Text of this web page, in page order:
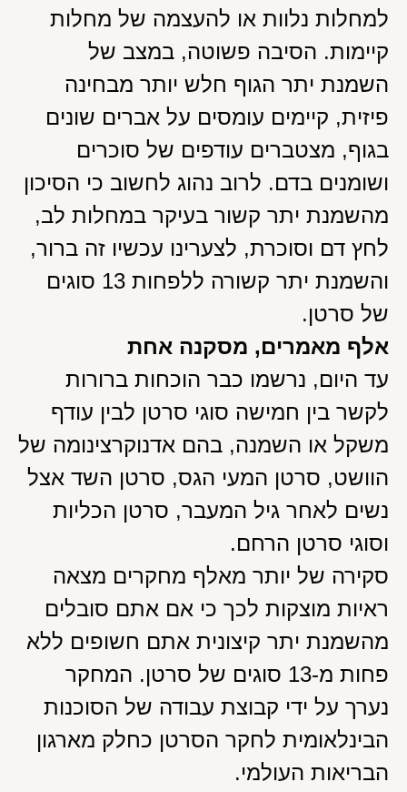
למחלות נלוות או להעצמה של מחלות
קיימות. הסיבה פשוטה, במצב של
השמנת יתר הגוף חלש יותר מבחינה
פיזית, קיימים עומסים על אברים שונים
בגוף, מצטברים עודפים של סוכרים
ושומנים בדם. לרוב נהוג לחשוב כי הסיכון
מהשמנת יתר קשור בעיקר במחלות לב,
לחץ דם וסוכרת, לצערינו עכשיו זה ברור,
והשמנת יתר קשורה ללפחות 13 סוגים
של סרטן.
אלף מאמרים, מסקנה אחת
עד היום, נרשמו כבר הוכחות ברורות
לקשר בין חמישה סוגי סרטן לבין עודף
משקל או השמנה, בהם אדנוקרצינומה של
הוושט, סרטן המעי הגס, סרטן השד אצל
נשים לאחר גיל המעבר, סרטן הכליות
וסוגי סרטן הרחם.
סקירה של יותר מאלף מחקרים מצאה
ראיות מוצקות לכך כי אם אתם סובלים
מהשמנת יתר קיצונית אתם חשופים ללא
פחות מ-13 סוגים של סרטן. המחקר
נערך על ידי קבוצת עבודה של הסוכנות
הבינלאומית לחקר הסרטן כחלק מארגון
הבריאות העולמי.